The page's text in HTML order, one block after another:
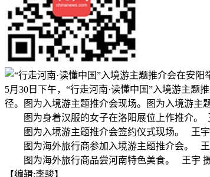
5月30日下午，“行走河南·读懂中国”入境游主
径。图为入境游主题推介会现场。图为入境
图为身着汉服的女子在洛阳展位上作推介。
图为入境游主题推介会签约仪式现场。 王
图为海外旅行商参加入境游主题推介会。
图为海外旅行商品尝河南特色美食。 王宇
【编辑:李骏】